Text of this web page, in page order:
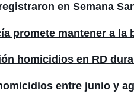
en Semana
promete mantener a
homicidios en RD
entre junio y